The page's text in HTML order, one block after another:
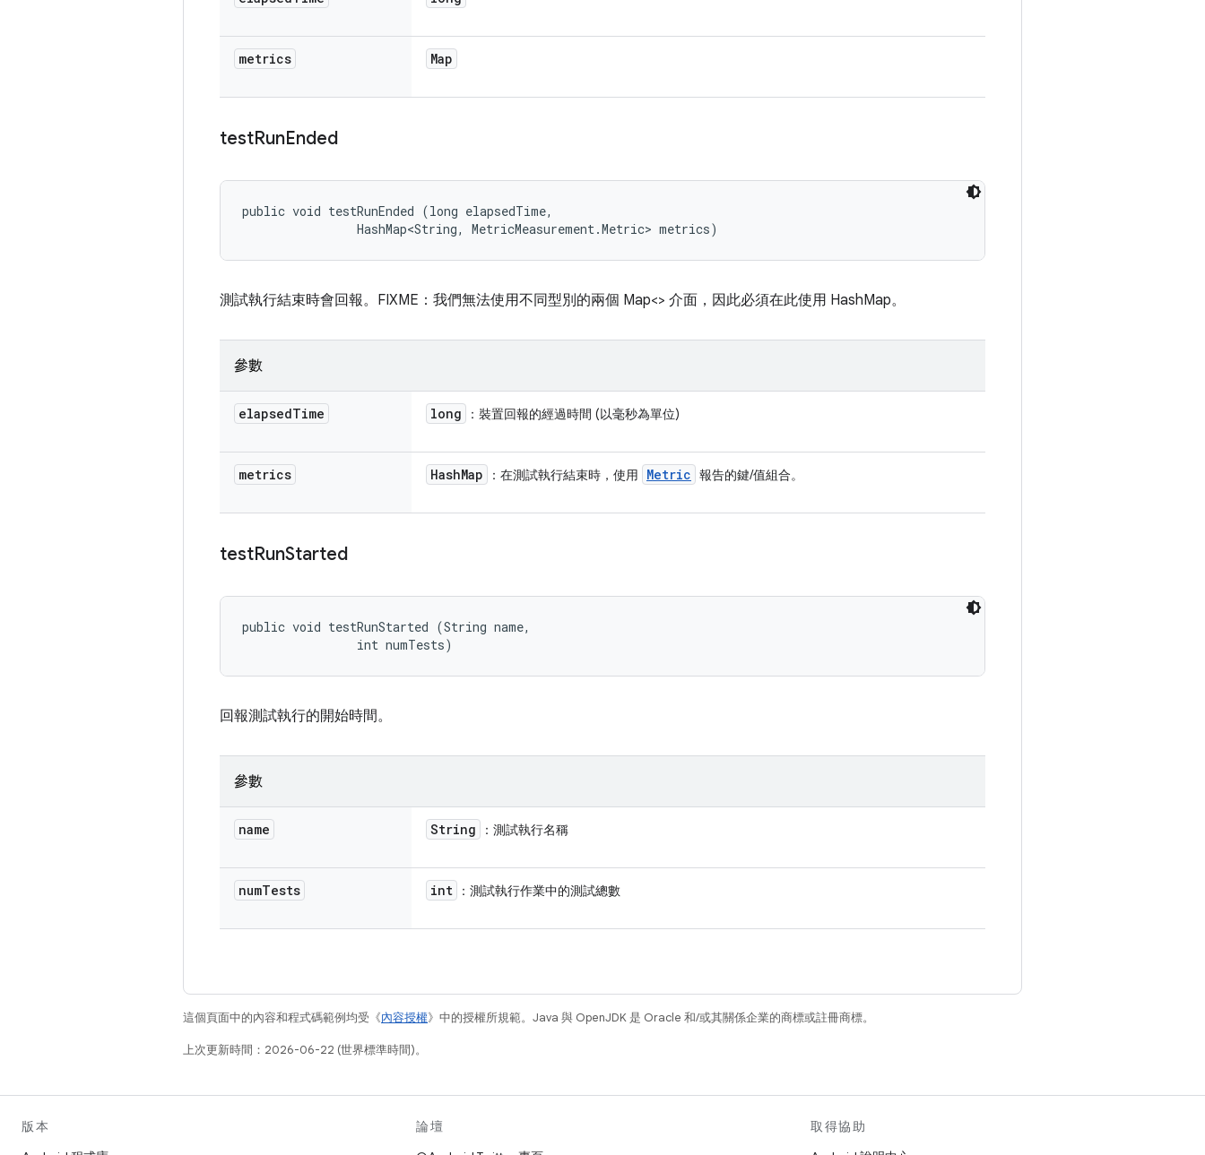
metrics Map
testRunEnded
public void testRunEnded (long elapsedTime,
                HashMap<String, MetricMeasurement.Metric> metrics)
測試執行結束時會回報。FIXME：我們無法使用不同型別的兩個 Map<> 介面，因此必須在此使用 HashMap。
參數
elapsedTime long ：裝置回報的經過時間 (以毫秒為單位)
metrics HashMap ：在測試執行結束時，使用 Metric 報告的鍵/值組合。
testRunStarted
public void testRunStarted (String name,
                int numTests)
回報測試執行的開始時間。
參數
name String ：測試執行名稱
numTests int ：測試執行作業中的測試總數
這個頁面中的內容和程式碼範例均受《內容授權》中的授權所規範。Java 與 OpenJDK 是 Oracle 和/或其關係企業的商標或註冊商標。
上次更新時間：2026-06-22 (世界標準時間)。
版本
論壇
取得協助